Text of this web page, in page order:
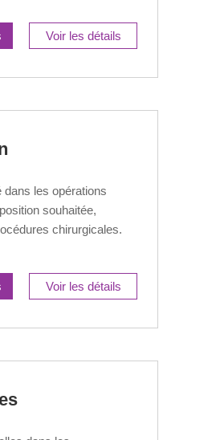
Voir les détails
les opérations
souhaitée,
chirurgicales.
Voir les détails